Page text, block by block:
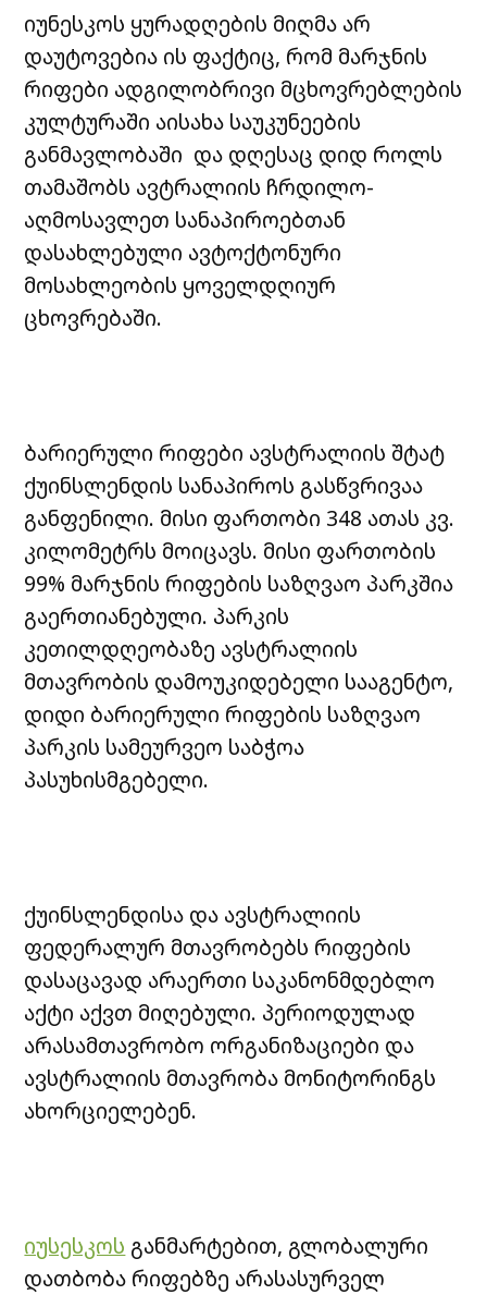
იუნესკოს ყურადღების მიღმა არ
დაუტოვებია ის ფაქტიც, რომ მარჯნის
რიფები ადგილობრივი მცხოვრებლების
კულტურაში აისახა საუკუნეების
განმავლობაში და დღესაც დიდ როლს
თამაშობს ავტრალიის ჩრდილო-
აღმოსავლეთ სანაპიროებთან
დასახლებული ავტოქტონური
მოსახლეობის ყოველდღიურ
ცხოვრებაში.
ბარიერული რიფები ავსტრალიის შტატ
ქუინსლენდის სანაპიროს გასწვრივაა
განფენილი. მისი ფართობი 348 ათას კვ.
კილომეტრს მოიცავს. მისი ფართობის
99% მარჯნის რიფების საზღვაო პარკშია
გაერთიანებული. პარკის
კეთილდღეობაზე ავსტრალიის
მთავრობის დამოუკიდებელი სააგენტო,
დიდი ბარიერული რიფების საზღვაო
პარკის სამეურვეო საბჭოა
პასუხისმგებელი.
ქუინსლენდისა და ავსტრალიის
ფედერალურ მთავრობებს რიფების
დასაცავად არაერთი საკანონმდებლო
აქტი აქვთ მიღებული. პერიოდულად
არასამთავრობო ორგანიზაციები და
ავსტრალიის მთავრობა მონიტორინგს
ახორციელებენ.
იუსესკოს განმარტებით, გლობალური
დათბობა რიფებზე არასასურველ